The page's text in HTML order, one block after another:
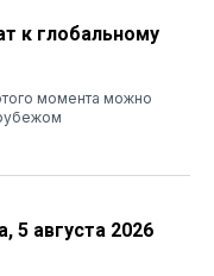
к глобальному
момента можно
5 августа 2026